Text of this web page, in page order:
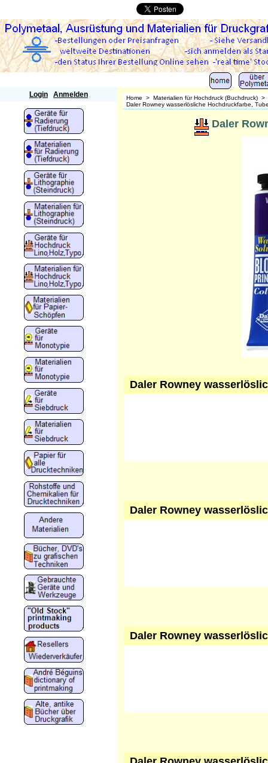
Login Anmelden Home > Materialien für Hochdruck (Buchdruck) >
Daler Rowney wasserlösliche Hochdruckfarbe,
Daler
Daler Rowney
Daler Rowney
Daler Rowney